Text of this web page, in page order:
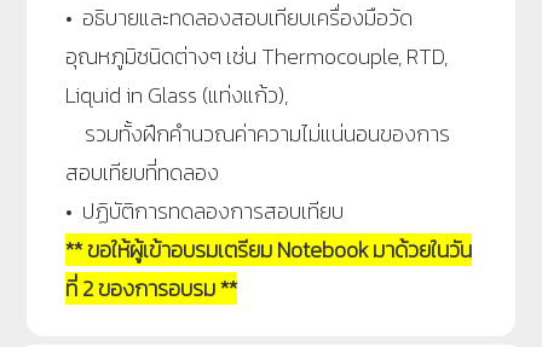
• อธิบายและทดลองสอบเทียบเครื่องมือวัด
อุณหภูมิชนิดต่างๆ เช่น Thermocouple, RTD,
Liquid in Glass (แท่งแก้ว),
รวมทั้งฝึกคำนวณค่าความไม่แน่นอนของการ
สอบเทียบที่ทดลอง
• ปฏิบัติการทดลองการสอบเทียบ
** ขอให้ผู้เข้าอบรมเตรียม Notebook มาด้วยในวัน
ที่ 2 ของการอบรม **